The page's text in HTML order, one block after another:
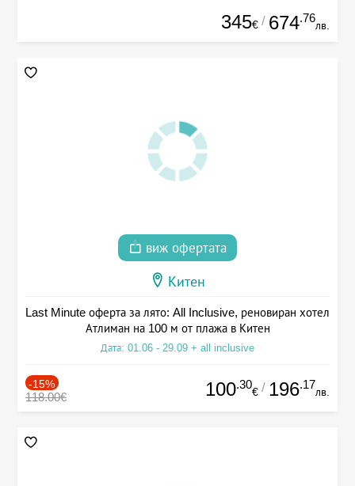
345€ / 674.76
лв.
виж офертата
Китен
Last Minute оферта за лято: All Inclusive, реновиран хотел
Атлиман на 100 м от плажа в Китен
Дата: 01.06 - 29.09 + all inclusive
-15%
118.00€ 100.30
€ / 196.17
лв.